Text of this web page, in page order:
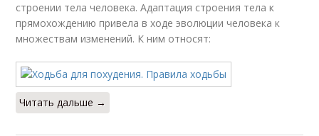
строении тела человека. Адаптация строения тела к
прямохождению привела в ходе эволюции человека к
множествам изменений. К ним относят:
Читать дальше →